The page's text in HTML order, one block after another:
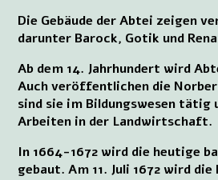
Die Gebäude der Abtei zeigen
darunter Barock, Gotik und
Ab dem 14. Jahrhundert wird
Auch veröffentlichen die
sind sie im Bildungswesen tätig
Arbeiten in der Landwirtschaft.
In 1664-1672 wird die heutige
gebaut. Am 11. Juli 1672 wird